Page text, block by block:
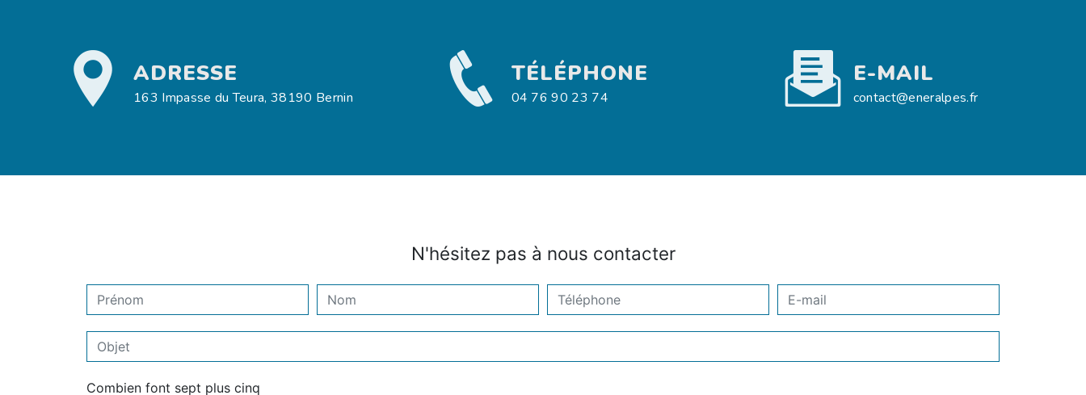
ADRESSE
163 Impasse du Teura, 38190 Bernin
TÉLÉPHONE
04 76 90 23 74
E-MAIL
contact@eneralpes.fr
N'hésitez pas à nous contacter
Combien font sept plus cinq